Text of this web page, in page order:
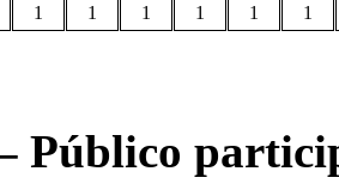
1 1 1 1 1 1
Público